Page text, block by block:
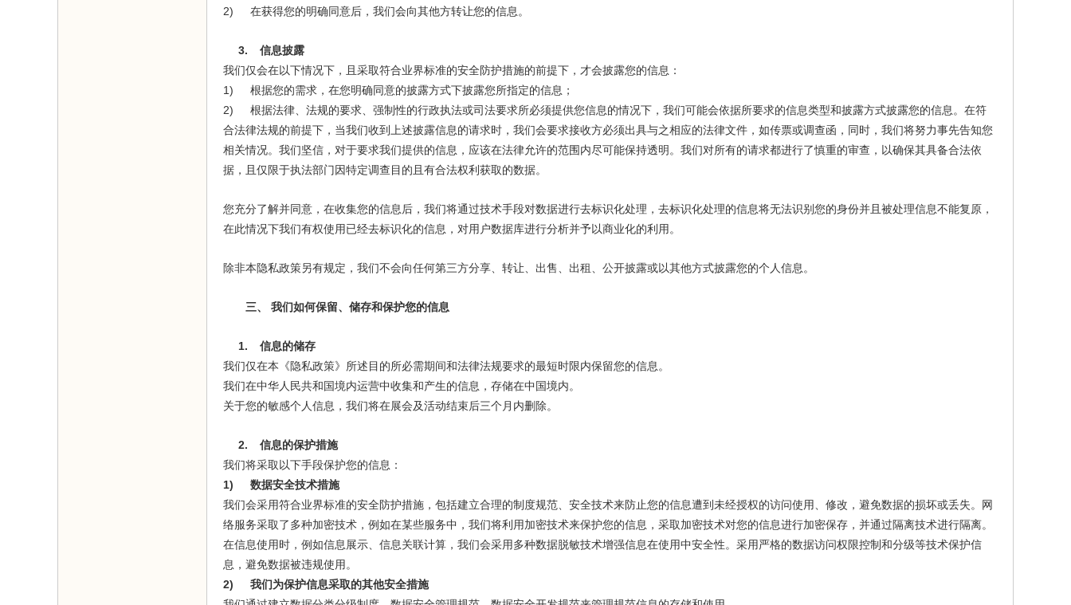
2) 在获得您的明确同意后，我们会向其他方转让您的信息。
3.
信息披露
我们仅会在以下情况下，且采取符合业界标准的安全防护措施的前提下，才会披露您的信息：
1) 根据您的需求，在您明确同意的披露方式下披露您所指定的信息；
2)
根据法律、法规的要求、强制性的行政执法或司法要求所必须提供您信息的情况下，我们可能会依据所要求的信息类型和披露方式披露您的信息。在符
合法律法规的前提下，当我们收到上述披露信息的请求时，我们会要求接收方必须出具与之相应的法律文件，如传票或调查函，同时，我们将努力事先告知您
相关情况。我们坚信，对于要求我们提供的信息，应该在法律允许的范围内尽可能保持透明。我们对所有的请求都进行了慎重的审查，以确保其具备合法依
据，且仅限于执法部门因特定调查目的且有合法权利获取的数据。
您充分了解并同意，在收集您的信息后，我们将通过技术手段对数据进行去标识化处理，去标识化处理的信息将无法识别您的身份并且被处理信息不能复原，
在此情况下我们有权使用已经去标识化的信息，对用户数据库进行分析并予以商业化的利用。
除非本隐私政策另有规定，我们不会向任何第三方分享、转让、出售、出租、公开披露或以其他方式披露您的个人信息。
三、 我们如何保留、储存和保护您的信息
1.
信息的储存
我们仅在本《隐私政策》所述目的所必需期间和法律法规要求的最短时限内保留您的信息。
我们在中华人民共和国境内运营中收集和产生的信息，存储在中国境内。
关于您的敏感个人信息，我们将在展会及活动结束后三个月内删除。
2.
信息的保护措施
我们将采取以下手段保护您的信息：
1)
数据安全技术措施
我们会采用符合业界标准的安全防护措施，包括建立合理的制度规范、安全技术来防止您的信息遭到未经授权的访问使用、修改，避免数据的损坏或丢失。网
络服务采取了多种加密技术，例如在某些服务中，我们将利用加密技术来保护您的信息，采取加密技术对您的信息进行加密保存，并通过隔离技术进行隔离。
在信息使用时，例如信息展示、信息关联计算，我们会采用多种数据脱敏技术增强信息在使用中安全性。采用严格的数据访问权限控制和分级等技术保护信
息，避免数据被违规使用。
2)
我们为保护信息采取的其他安全措施